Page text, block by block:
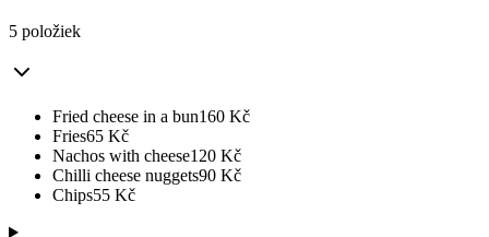
5 položiek
Fried cheese in a bun160 Kč
Fries65 Kč
Nachos with cheese120 Kč
Chilli cheese nuggets90 Kč
Chips55 Kč